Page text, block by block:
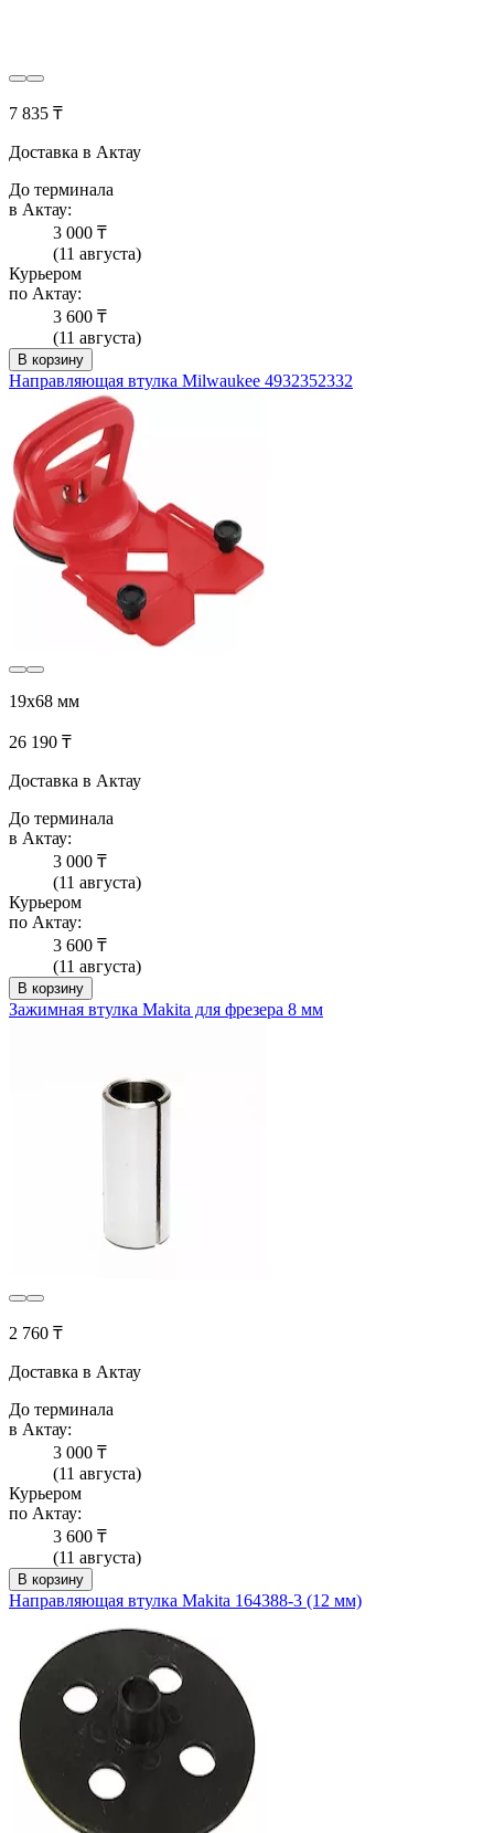
7 835 ₸
Доставка в Актау
До терминала
в Актау:
3 000 ₸
(11 августа)
Курьером
по Актау:
3 600 ₸
(11 августа)
В корзину
Направляющая втулка Milwaukee 4932352332
19x68 мм
26 190 ₸
Доставка в Актау
До терминала
в Актау:
3 000 ₸
(11 августа)
Курьером
по Актау:
3 600 ₸
(11 августа)
В корзину
Зажимная втулка Makita для фрезера 8 мм
2 760 ₸
Доставка в Актау
До терминала
в Актау:
3 000 ₸
(11 августа)
Курьером
по Актау:
3 600 ₸
(11 августа)
В корзину
Направляющая втулка Makita 164388-3 (12 мм)